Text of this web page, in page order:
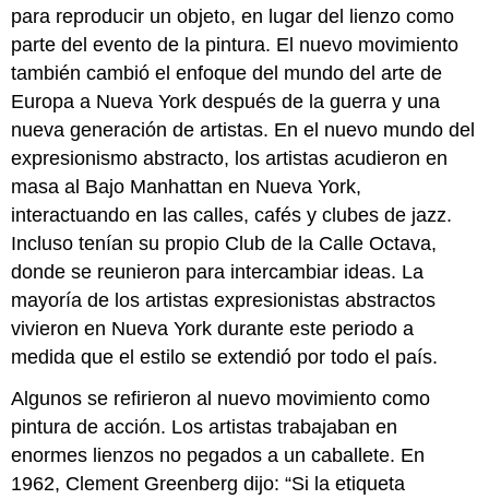
para reproducir un objeto, en lugar del lienzo como
parte del evento de la pintura. El nuevo movimiento
también cambió el enfoque del mundo del arte de
Europa a Nueva York después de la guerra y una
nueva generación de artistas. En el nuevo mundo del
expresionismo abstracto, los artistas acudieron en
masa al Bajo Manhattan en Nueva York,
interactuando en las calles, cafés y clubes de jazz.
Incluso tenían su propio Club de la Calle Octava,
donde se reunieron para intercambiar ideas. La
mayoría de los artistas expresionistas abstractos
vivieron en Nueva York durante este periodo a
medida que el estilo se extendió por todo el país.
Algunos se refirieron al nuevo movimiento como
pintura de acción. Los artistas trabajaban en
enormes lienzos no pegados a un caballete. En
1962, Clement Greenberg dijo: “Si la etiqueta